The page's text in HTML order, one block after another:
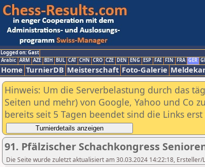
Logged on: Gast
Arabic ARM AZE BIH BUL CAT CHN CRO CZE DEN ENG ESP FAI FIN FRA GER
Home TurnierDB Meisterschaft Foto-Galerie
Hinweis: Um die Serverbelastung durch das
Seiten und mehr) von Google, Yahoo und Co
bereits seit 5 Tagen beendet sind die Links
91. Pfälzischer Schachkongress
Die Seite wurde zuletzt aktualisiert am 30.03.2024 14:22:18, Ersteller/